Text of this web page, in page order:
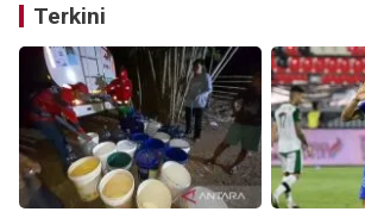
Terkini